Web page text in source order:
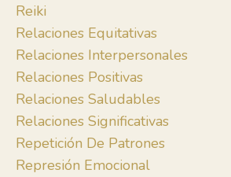
Reiki
Relaciones Equitativas
Relaciones Interpersonales
Relaciones Positivas
Relaciones Saludables
Relaciones Significativas
Repetición De Patrones
Represión Emocional